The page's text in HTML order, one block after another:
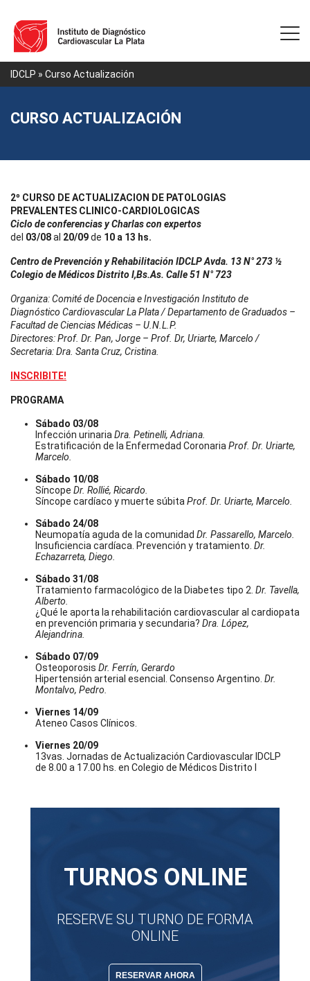
IDCLP » Curso Actualización
CURSO ACTUALIZACIÓN
2º CURSO DE ACTUALIZACION DE PATOLOGIAS
PREVALENTES CLINICO-CARDIOLOGICAS
Ciclo de conferencias y Charlas con expertos
del 03/08al 20/09de 10 a 13 hs.
Centro de Prevención y Rehabilitación IDCLP Avda. 13 N° 273 ½
Colegio de Médicos Distrito I,Bs.As. Calle 51 N° 723
Organiza: Comité de Docencia e Investigación Instituto de
Diagnóstico Cardiovascular La Plata / Departamento de Graduados –
Facultad de Ciencias Médicas – U.N.L.P.
Directores: Prof. Dr. Pan, Jorge – Prof. Dr, Uriarte, Marcelo /
Secretaria: Dra. Santa Cruz, Cristina.
INSCRIBITE!
PROGRAMA
Sábado 03/08
Infección urinaria Dra. Petinelli, Adriana.
Estratificación de la Enfermedad Coronaria Prof. Dr. Uriarte,
Marcelo.
Sábado 10/08
Síncope Dr. Rollié, Ricardo.
Síncope cardíaco y muerte súbita Prof. Dr. Uriarte, Marcelo.
Sábado 24/08
Neumopatía aguda de la comunidad Dr. Passarello, Marcelo.
Insuficiencia cardíaca. Prevención y tratamiento. Dr.
Echazarreta, Diego.
Sábado 31/08
Tratamiento farmacológico de la Diabetes tipo 2. Dr. Tavella,
Alberto.
¿Qué le aporta la rehabilitación cardiovascular al cardiopata
en prevención primaria y secundaria? Dra. López,
Alejandrina.
Sábado 07/09
Osteoporosis Dr. Ferrín, Gerardo
Hipertensión arterial esencial. Consenso Argentino. Dr.
Montalvo, Pedro.
Viernes 14/09
Ateneo Casos Clínicos.
Viernes 20/09
13vas. Jornadas de Actualización Cardiovascular IDCLP
de 8.00 a 17.00 hs. en Colegio de Médicos Distrito I
TURNOS ONLINE
RESERVE SU TURNO DE FORMA
ONLINE
RESERVAR AHORA